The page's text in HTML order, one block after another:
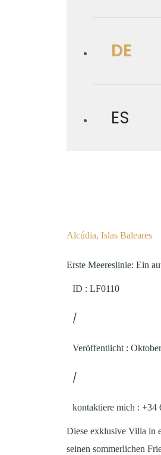
DE
ES
Alcúdia, Islas Baleares
Erste Meereslinie: Ein
ID : LF0110
/
Veröffentlicht :
/
kontaktiere mich : +34
Diese exklusive Villa in
seinen sommerlichen